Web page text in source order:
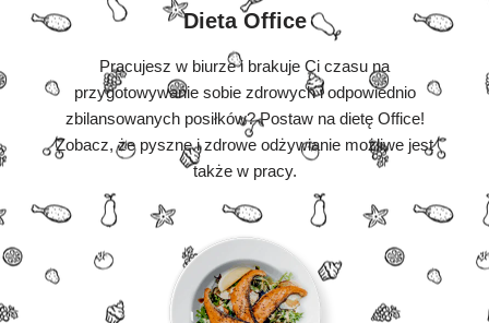
Dieta Office
Pracujesz w biurze i brakuje Ci czasu na
przygotowywanie sobie zdrowych i odpowiednio
zbilansowanych posiłków? Postaw na dietę Office!
Zobacz, że pyszne i zdrowe odżywianie możliwe jest
także w pracy.